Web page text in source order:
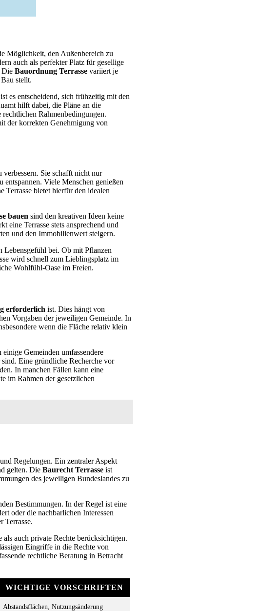
Möglichkeit, den Außenbereich zu
auch als perfekter Platz für gesellige
Die Bauordnung Terrasse variiert je
stellt.
ist es entscheidend, sich frühzeitig mit den
hilft dabei, die Pläne an die
Rahmenbedingungen.
der korrekten Genehmigung von
Sie schafft nicht nur
entspannen. Viele Menschen genießen
Terrasse bietet hierfür den idealen
bauen sind den kreativen Ideen keine
eine Terrasse stets ansprechend und
und den Immobilienwert steigern.
Lebensgefühl bei. Ob mit Pflanzen
wird schnell zum Lieblingsplatz im
Wohlfühl-Oase im Freien.
erforderlich ist. Dies hängt von
Vorgaben der jeweiligen Gemeinde. In
wenn die Fläche relativ klein
Gemeinden umfassendere
Eine gründliche Recherche vor
In manchen Fällen kann eine
im Rahmen der gesetzlichen
Regelungen. Ein zentraler Aspekt
gelten. Die Baurecht Terrasse ist
des jeweiligen Bundeslandes zu
Bestimmungen. In der Regel ist eine
oder die nachbarlichen Interessen
Terrasse.
auch private Rechte berücksichtigen.
Eingriffe in die Rechte von
rechtliche Beratung in Betracht
WICHTIGE VORSCHRIFTEN
Abstandsflächen, Nutzungsänderung